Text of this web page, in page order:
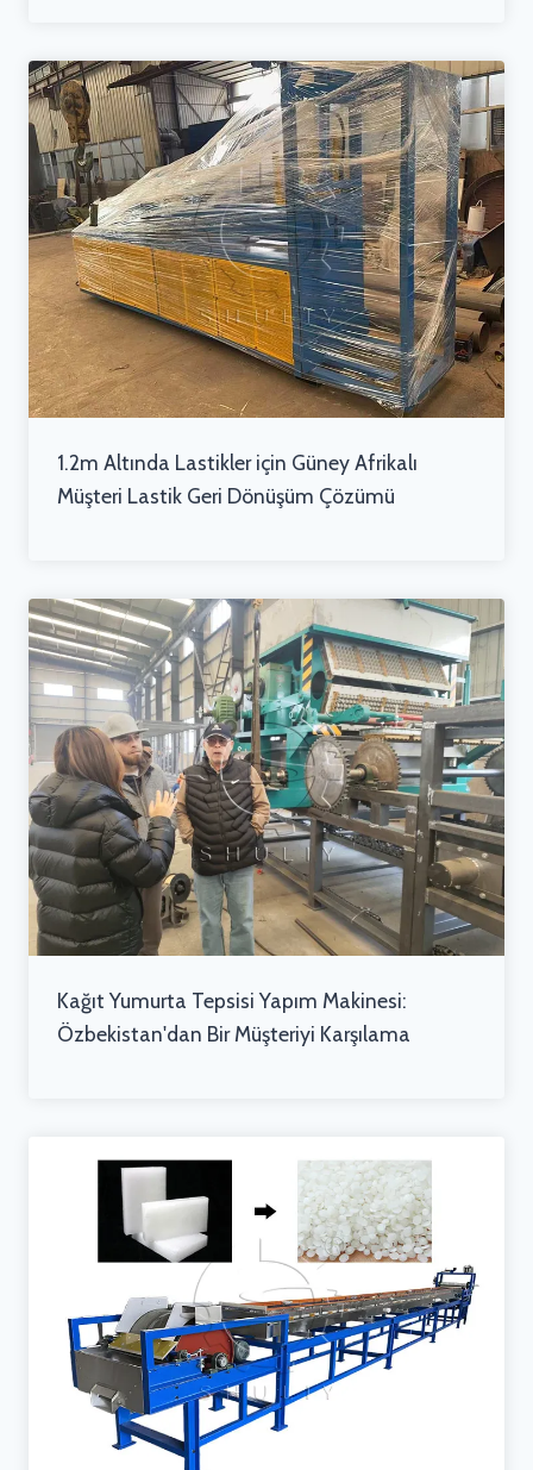
1.2m Altında Lastikler için Güney Afrikalı
Müşteri Lastik Geri Dönüşüm Çözümü
Kağıt Yumurta Tepsisi Yapım Makinesi:
Özbekistan'dan Bir Müşteriyi Karşılama